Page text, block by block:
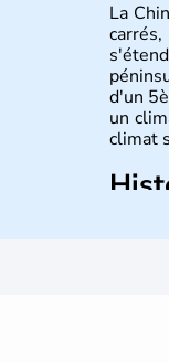
La
d'un
un
climat